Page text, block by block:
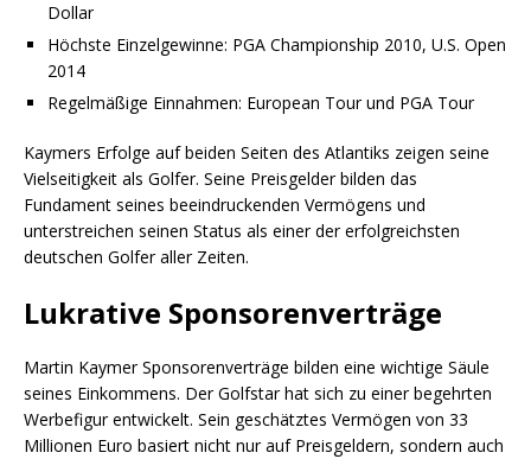
Dollar
Höchste Einzelgewinne: PGA Championship 2010, U.S. Open
2014
Regelmäßige Einnahmen: European Tour und PGA Tour
Kaymers Erfolge auf beiden Seiten des Atlantiks zeigen seine
Vielseitigkeit als Golfer. Seine Preisgelder bilden das
Fundament seines beeindruckenden Vermögens und
unterstreichen seinen Status als einer der erfolgreichsten
deutschen Golfer aller Zeiten.
Lukrative Sponsorenverträge
Martin Kaymer Sponsorenverträge bilden eine wichtige Säule
seines Einkommens. Der Golfstar hat sich zu einer begehrten
Werbefigur entwickelt. Sein geschätztes Vermögen von 33
Millionen Euro basiert nicht nur auf Preisgeldern, sondern auch